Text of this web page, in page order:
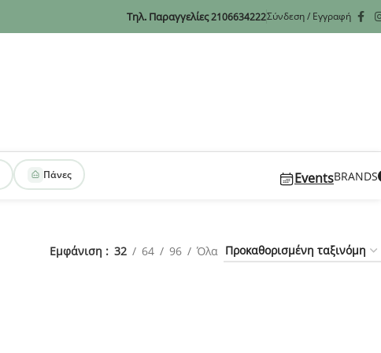
Τηλ. Παραγγελίες2106634222Σύνδεση / Εγγραφή
Πάνες EventsBRANDS
Εμφάνιση 32 64 96 Όλα